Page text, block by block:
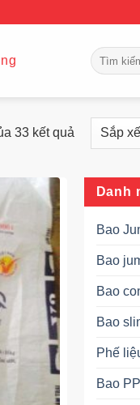
Tìm
kiếm:
33 kết quả
Danh
Bao
Bao
Bao
Bao
Phế
Bao PP